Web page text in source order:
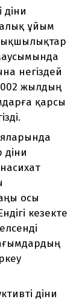
діни
ұйым
негіздей
жылдың
қарсы
діни
осы
кезекте
діни